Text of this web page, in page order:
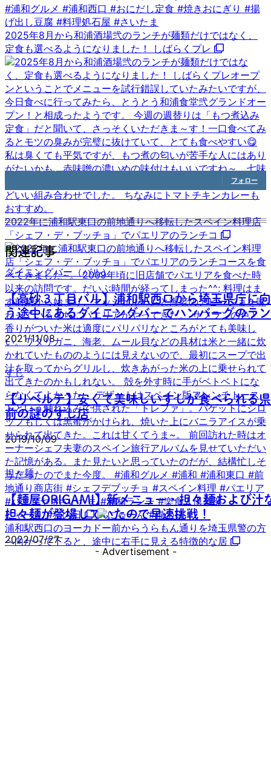
2025年8月から和浦酒場弐のランチが麺類だけではなく、
定食も選べるようになりました！ しばらくプレ
2022年に浦和駅東口の前地通りへ移転したスペイン料理店
「シェフ・デ・ブッチョ」でパエリアのランチコ
にゃーん #猫の日
浦和駅西口のヨーカドー前からうらもん通りを埼玉県警の方
へ向かって下ると、途中に右手に見える特徴的な居
1,208 フォロワー
フォロー
関連記事
ダイニングバー（バル）
【高砂３丁目バル】浦和駅西口から埼玉県庁に
う途中にあるダイニングバーでハンバーグのラ
2021/11/08
すし
【リベルテ】安くて美味しいすしが食べられる
前の謎のすし店
2019/10/09
担々麺
【麵屋ORIGAMI】新メニュー・担々麺および汁
担々麺が登場していたので早速挑戦！
2022/07/27
- Advertisement -